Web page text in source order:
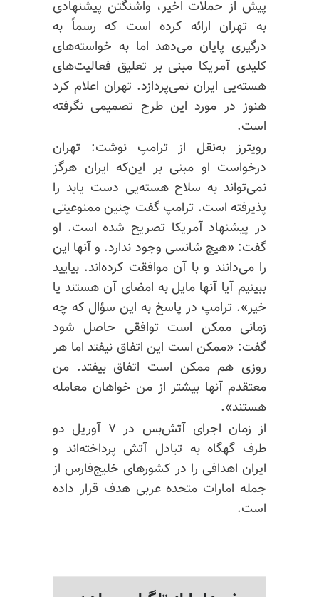
پیش از حملات اخیر، واشنگتن پیشنهادی
به تهران ارائه کرده است که رسماً به
درگیری پایان می‌دهد اما به خواسته‌های
کلیدی آمریکا مبنی بر تعلیق فعالیت‌های
هسته‌یی ایران نمی‌پردازد. تهران اعلام کرد
هنوز در مورد این طرح تصمیمی نگرفته
است.
رویترز به‌نقل از ترامپ نوشت: تهران
درخواست او مبنی بر این‌که ایران هرگز
نمی‌تواند به سلاح هسته‌یی دست یابد را
پذیرفته است. ترامپ گفت چنین ممنوعیتی
در پیشنهادآمریکا تصریح شده است. او
گفت: «هیچ شانسی وجود ندارد. و آنها این
را می‌دانند و با آن موافقت کرده‌اند. بیایید
ببینیم آیا آنها مایل به امضای آن هستند یا
خیر». ترامپ در پاسخ به این سؤال که چه
زمانی ممکن است توافقی حاصل شود
گفت: «ممکن است این اتفاق نیفتد اما هر
روزی هم ممکن است اتفاق بیفتد. من
معتقدم آنها بیشتر از من خواهان معامله
هستند».
از زمان اجرای آتش‌بس در ۷ آوریل دو
طرف گهگاه به تبادل آتش پرداخته‌اند و
ایران اهدافی را در کشورهای خلیج‌فارس از
جمله امارات متحده عربی هدف قرار داده
است.